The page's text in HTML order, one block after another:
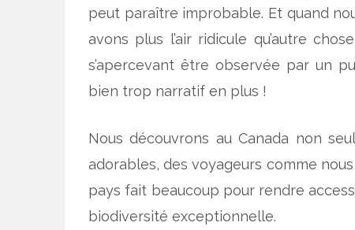
peut paraître improbable. Et quand
avons plus l’air ridicule qu’autre
s’apercevant être observée par un
bien trop narratif en plus !
Nous découvrons au Canada non
adorables, des voyageurs comme
pays fait beaucoup pour rendre
biodiversité exceptionnelle.